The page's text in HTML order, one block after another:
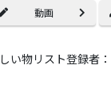
動画
い物リスト登録者：